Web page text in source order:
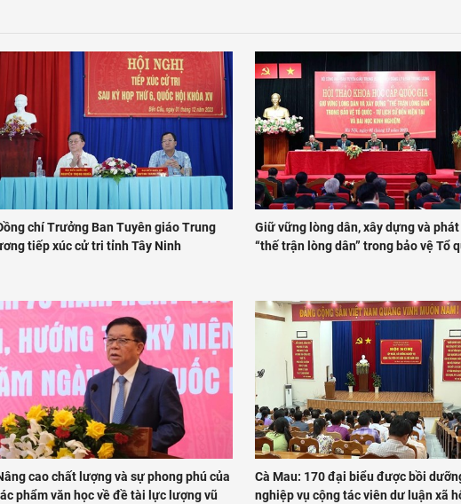
chí Trưởng Ban Tuyên giáo Trung
tiếp xúc cử tri tỉnh Tây Ninh
Giữ vững lòng dân, xây dựng và
“thế trận lòng dân” trong bảo vệ Tổ
cao chất lượng và sự phong phú của
phẩm văn học về đề tài lực lượng vũ
Cà Mau: 170 đại biểu được bồi
nghiệp vụ cộng tác viên dư luận xã